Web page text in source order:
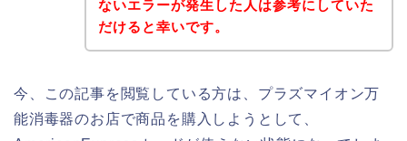
ないエラーが発生した人は参考にしていた
だけると幸いです。
今、この記事を閲覧している方は、プラズマイオン万
能消毒器のお店で商品を購入しようとして、